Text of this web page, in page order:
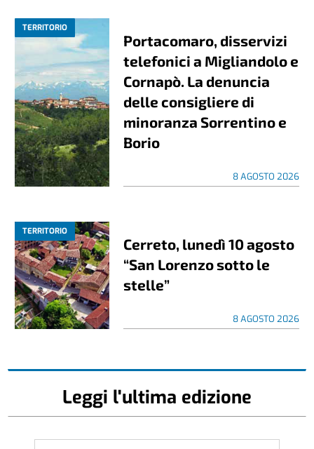
TERRITORIO
Portacomaro, disservizi
telefonici a Migliandolo e
Cornapò. La denuncia
delle consigliere di
minoranza Sorrentino e
Borio
8 AGOSTO 2026
TERRITORIO
Cerreto, lunedì 10 agosto
“San Lorenzo sotto le
stelle”
8 AGOSTO 2026
Leggi l'ultima edizione